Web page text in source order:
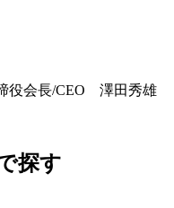
役会長/CEO 澤田秀雄
探す